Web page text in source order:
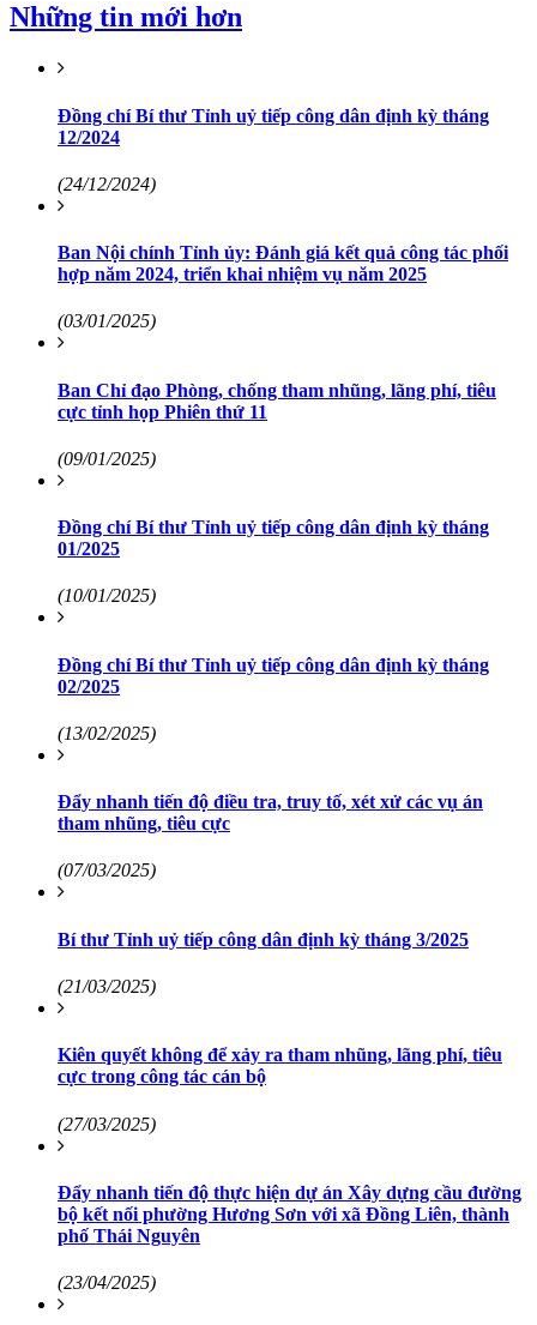
Những tin mới hơn
Đồng chí Bí thư Tỉnh uỷ tiếp công dân định kỳ tháng
12/2024
(24/12/2024)
Ban Nội chính Tỉnh ủy: Đánh giá kết quả công tác phối
hợp năm 2024, triển khai nhiệm vụ năm 2025
(03/01/2025)
Ban Chỉ đạo Phòng, chống tham nhũng, lãng phí, tiêu
cực tỉnh họp Phiên thứ 11
(09/01/2025)
Đồng chí Bí thư Tỉnh uỷ tiếp công dân định kỳ tháng
01/2025
(10/01/2025)
Đồng chí Bí thư Tỉnh uỷ tiếp công dân định kỳ tháng
02/2025
(13/02/2025)
Đẩy nhanh tiến độ điều tra, truy tố, xét xử các vụ án
tham nhũng, tiêu cực
(07/03/2025)
Bí thư Tỉnh uỷ tiếp công dân định kỳ tháng 3/2025
(21/03/2025)
Kiên quyết không để xảy ra tham nhũng, lãng phí, tiêu
cực trong công tác cán bộ
(27/03/2025)
Đẩy nhanh tiến độ thực hiện dự án Xây dựng cầu đường
bộ kết nối phường Hương Sơn với xã Đồng Liên, thành
phố Thái Nguyên
(23/04/2025)